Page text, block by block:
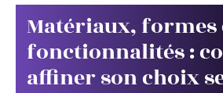
Matériaux, formes
fonctionnalités :
affiner son choix